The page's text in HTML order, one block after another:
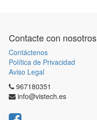
Contacte con nosotros
Contáctenos
Política de Privacidad
Aviso Legal
967180351
info@vistech.es